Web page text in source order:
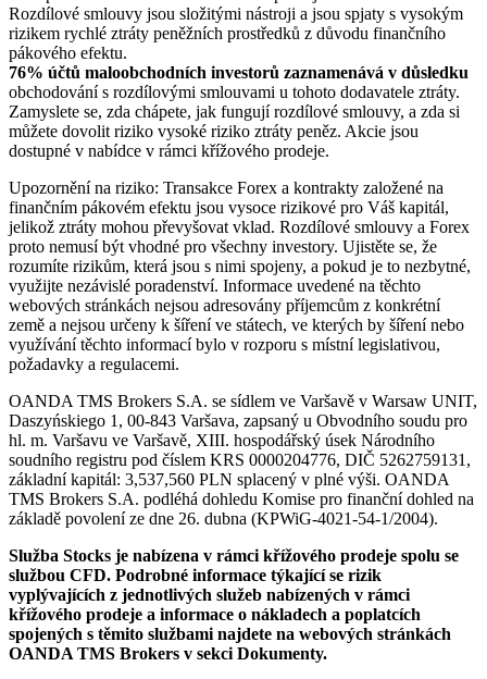
Rozdílové smlouvy jsou složitými nástroji a jsou spjaty s vysokým
rizikem rychlé ztráty peněžních prostředků z důvodu finančního
pákového efektu.
76% účtů maloobchodních investorů zaznamenává v důsledku
obchodování s rozdílovými smlouvami u tohoto dodavatele ztráty.
Zamyslete se, zda chápete, jak fungují rozdílové smlouvy, a zda si
můžete dovolit riziko vysoké riziko ztráty peněz. Akcie jsou
dostupné v nabídce v rámci křížového prodeje.
Upozornění na riziko: Transakce Forex a kontrakty založené na
finančním pákovém efektu jsou vysoce rizikové pro Váš kapitál,
jelikož ztráty mohou převyšovat vklad. Rozdílové smlouvy a Forex
proto nemusí být vhodné pro všechny investory. Ujistěte se, že
rozumíte rizikům, která jsou s nimi spojeny, a pokud je to nezbytné,
využijte nezávislé poradenství. Informace uvedené na těchto
webových stránkách nejsou adresovány příjemcům z konkrétní
země a nejsou určeny k šíření ve státech, ve kterých by šíření nebo
využívání těchto informací bylo v rozporu s místní legislativou,
požadavky a regulacemi.
OANDA TMS Brokers S.A. se sídlem ve Varšavě v Warsaw UNIT,
Daszyńskiego 1, 00-843 Varšava, zapsaný u Obvodního soudu pro
hl. m. Varšavu ve Varšavě, XIII. hospodářský úsek Národního
soudního registru pod číslem KRS 0000204776, DIČ 5262759131,
základní kapitál: 3,537,560 PLN splacený v plné výši. OANDA
TMS Brokers S.A. podléhá dohledu Komise pro finanční dohled na
základě povolení ze dne 26. dubna (KPWiG-4021-54-1/2004).
Služba Stocks je nabízena v rámci křížového prodeje spolu se
službou CFD. Podrobné informace týkající se rizik
vyplývajících z jednotlivých služeb nabízených v rámci
křížového prodeje a informace o nákladech a poplatcích
spojených s těmito službami najdete na webových stránkách
OANDA TMS Brokers v sekci Dokumenty.